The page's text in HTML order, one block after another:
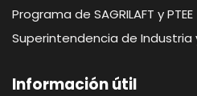
Programa de SAGRILAFT y PTEE
Superintendencia de Industria
Información útil​​​